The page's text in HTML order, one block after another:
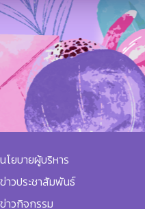
นโยบายผู้บริหาร
ข่าวประชาสัมพันธ์
ข่าวกิจกรรม